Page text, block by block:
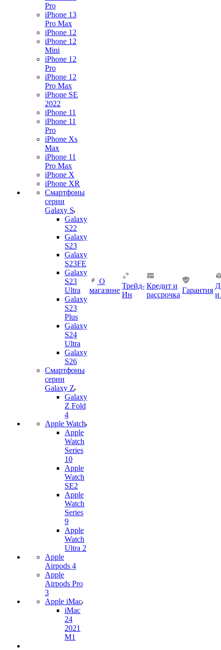
Pro
iPhone 13
Pro Max
iPhone 12
iPhone 12
Mini
iPhone 12
Pro
iPhone 12
Pro Max
iPhone SE
2022
iPhone 11
iPhone 11
Pro
iPhone Xs
Max
iPhone 11
Pro Max
iPhone X
iPhone XR
Смартфоны
серии
Galaxy S
Galaxy
S22
Galaxy
S23
Galaxy
S23FE
Galaxy
S23
Ultra
Galaxy
S23
Plus
Galaxy
S24
Ultra
Galaxy
S26
Смартфоны
серии
Galaxy Z
Galaxy
Z Fold
4
Apple Watch
Apple
Watch
Series
10
Apple
Watch
SE2
Apple
Watch
Series
9
Apple
Watch
Ultra 2
Apple
Airpods 4
Apple
Airpods Pro
3
Apple iMac
iMac
24
2021
M1
О
магазине
Трейд-
Ин
Кредит и
рассрочка
Гарантия
и